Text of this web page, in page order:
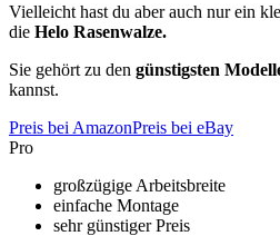
Vielleicht hast du aber auch nur ein
die Helo Rasenwalze.
Sie gehört zu den günstigsten
kannst.
Preis bei AmazonPreis bei eBay
Pro
großzügige Arbeitsbreite
einfache Montage
sehr günstiger Preis